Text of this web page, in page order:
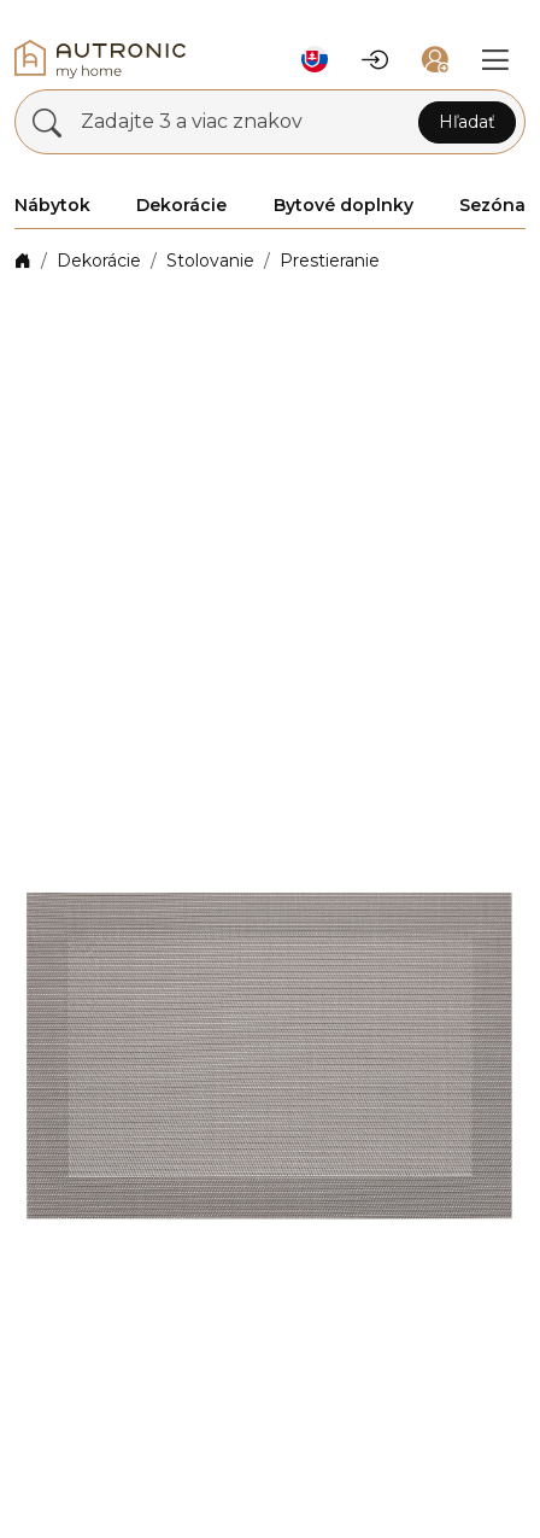
Zadajte 3 a viac znakov Hľadať
Nábytok Dekorácie Bytové doplnky Sezóna
Dekorácie Stolovanie Prestieranie